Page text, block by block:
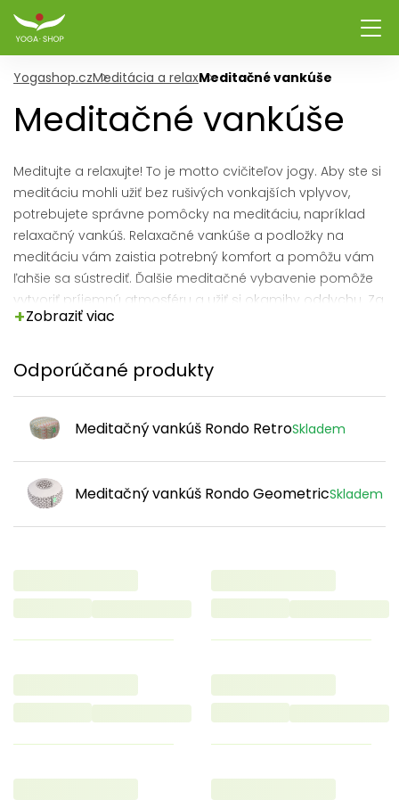
Yogashop.czMeditácia a relaxMeditačné vankúše
Meditačné vankúše
Meditujte a relaxujte! To je motto cvičiteľov jogy. Aby ste si
meditáciu mohli užiť bez rušivých vonkajších vplyvov,
potrebujete správne pomôcky na meditáciu, napríklad
relaxačný vankúš. Relaxačné vankúše a podložky na
meditáciu vám zaistia potrebný komfort a pomôžu vám
ľahšie sa sústrediť. Ďalšie meditačné vybavenie pomôže
vytvoriť príjemnú atmosféru a užiť si okamihy oddychu. Za
nás odporúčame hlavne
+Zobraziť viac
Odporúčané produkty
Meditačný vankúš Rondo RetroSkladem
Meditačný vankúš Rondo GeometricSkladem